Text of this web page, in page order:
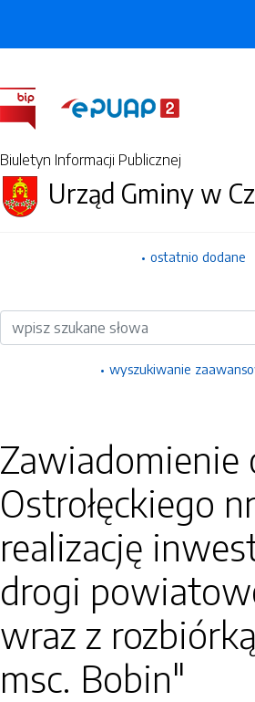
Biuletyn Informacji Publicznej
Urząd Gminy w
ostatnio dodane
Wyszukiwarka
wyszukiwanie
Zawiadomienie
Ostrołęckiego
realizację
drogi
wraz z
msc. Bobin"